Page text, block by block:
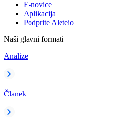
E-novice
Aplikacija
Podprite Aleteio
Naši glavni formati
Analize
Članek